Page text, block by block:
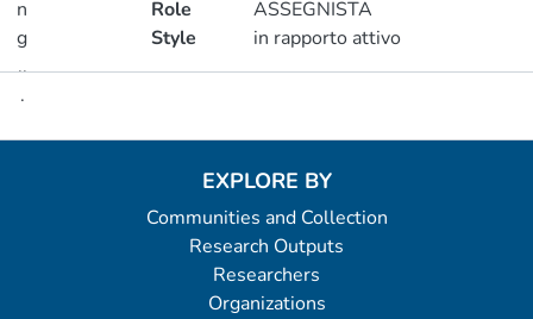
n
g
..
.
Loading...
Role
ASSEGNISTA
Style
in rapporto attivo
EXPLORE BY
Communities and Collection
Research Outputs
Researchers
Organizations